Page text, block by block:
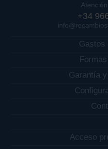
+34
Gastos
Garantía
Acceso